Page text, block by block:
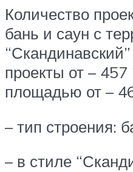
Количество
бань и саун с
проекты от –
площадью от –
– тип строения:
– в стиле